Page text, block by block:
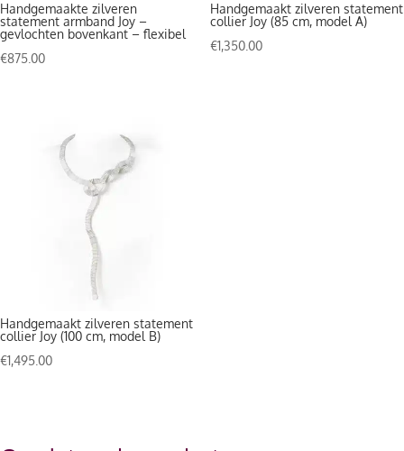
Handgemaakte zilveren
statement armband Joy –
gevlochten bovenkant – flexibel
€875.00
Handgemaakt zilveren statement
collier Joy (85 cm, model A)
€1,350.00
Handgemaakt zilveren statement
collier Joy (100 cm, model B)
€1,495.00